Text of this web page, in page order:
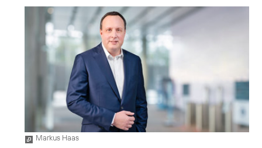
Markus Haas